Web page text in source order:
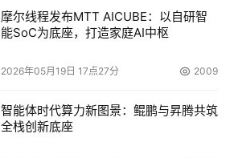
摩尔线程发布MTT AICUBE：以自研智
能SoC为底座，打造家庭AI中枢
2026年05月19日 17点27分 2009
智能体时代算力新图景：鲲鹏与昇腾共筑
全栈创新底座